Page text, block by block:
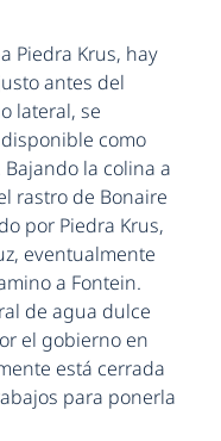
Piedra Krus, hay
antes del
lateral, se
como
la colina a
rastro de Bonaire
por Piedra Krus,
eventualmente
a Fontein.
de agua dulce
el gobierno en
está cerrada
para ponerla